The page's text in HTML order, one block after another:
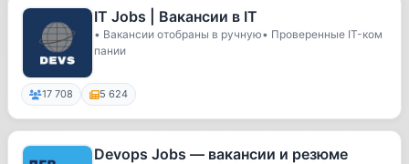
IT Jobs | Вакансии в IT
• Вакансии отобраны в ручную• Проверенные IT-ком
пании
17 708 5 624
Devops Jobs — вакансии и резюме